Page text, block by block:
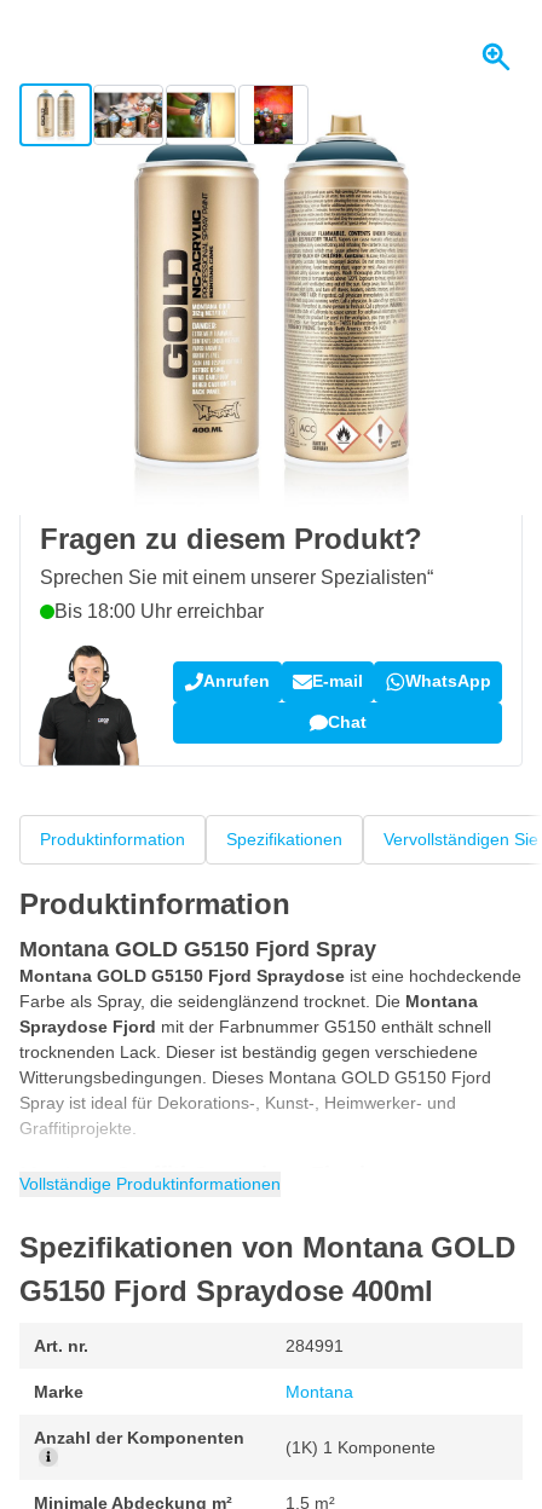
View larger imageView larger imageView larger imageView larger image
Heute versendet
inkl. MwSt
In den Warenkorb
Vor 22:59 Uhr bestellt,heute versendet
Kostenlos geliefertab 50,- €
Rückgaberecht
Fragen zu diesem Produkt?
Sprechen Sie mit einem unserer Spezialisten“
Bis 18:00 Uhr erreichbar
Anrufen E-mail WhatsApp
Chat
Produktinformation Spezifikationen Vervollständigen
Produktinformation
Montana GOLD G5150 Fjord Spray
Montana GOLD G5150 Fjord Spraydose ist eine hochdeckende
Farbe als Spray, die seidenglänzend trocknet. Die Montana
Spraydose Fjord mit der Farbnummer G5150 enthält schnell
trocknenden Lack. Dieser ist beständig gegen verschiedene
Witterungsbedingungen. Dieses Montana GOLD G5150 Fjord
Spray ist ideal für Dekorations-, Kunst-, Heimwerker- und
Graffitiprojekte.
Montana Graffiti-Spraydose Fjord
Montana GOLD Spraydose um ein Niederdruckspray handelt,
können Sie die Graffitifarbe sehr kontrolliert sprühen und so das
Ergebnis optimal kontrollieren. Diese Montana GOLD Fjord
kalten Temperaturen. Dank der speziellen Anti-Tropf-Formel
Die Montana GOLD-Aerosoldose ist für jedermann unglaublich
einfach in der Anwendung. Das folgende Tutorial hilft Ihnen, das
Montana GOLD-Spray richtig anzuwenden.
Vollständige Produktinformationen
Spezifikationen von Montana GOLD
G5150 Fjord Spraydose 400ml
Art. nr. 284991
Marke Montana
Anzahl der Komponenten (1K) 1 Komponente
Minimale Abdeckung m² 1.5 m²